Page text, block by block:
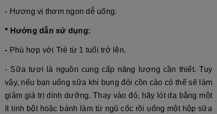
- Hương vị thơm ngon dễ uống.
* Hướng dẫn sử dụng:
- Phù hợp với Trẻ từ 1 tuổi trở lên.
- Sữa tươi là nguồn cung cấp năng lượng cần thiết. Tuy
vậy, nếu bạn uống sữa khi bụng đói cồn cào có thể sẽ làm
giảm giá trị dinh dưỡng. Thay vào đó, hãy lót dạ bằng một
ít tinh bột hoặc bánh làm từ ngũ cốc rồi uống một hộp sữa